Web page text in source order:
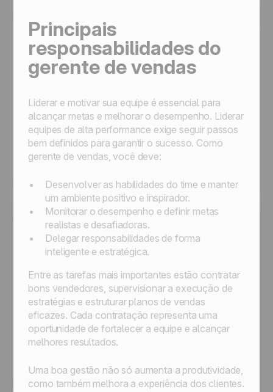
Principais
responsabilidades do
gerente de vendas
Liderar e motivar sua equipe é essencial para
alcançar metas e melhorar o desempenho. Liderar
equipes de alta performance exige seguir passos
bem definidos para garantir o sucesso. Como
gerente de vendas, você deve:
Desenvolver as habilidades do time e manter
um ambiente positivo e inspirador.
Monitorar o desempenho e definir metas
realistas e desafiadoras.
Delegar responsabilidades de forma
inteligente e estratégica.
Entre as tarefas mais importantes estão contratar
bons vendedores, supervisionar a execução de
estratégias e estruturar planos de vendas
eficazes. Cada contratação representa uma
oportunidade de fortalecer a equipe e alcançar
melhores resultados.
Uma boa gestão não só aumenta a produtividade,
como também melhora a experiência dos clientes.